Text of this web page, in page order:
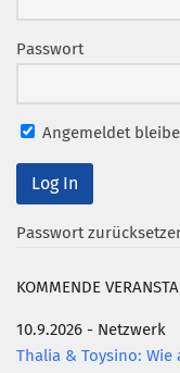
Passwort
Angemeldet
Passwort
KOMMENDE
10.9.2026 - Netzwerk
Thalia & Toysino: